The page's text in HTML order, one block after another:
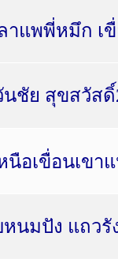
าแพพี่หมึก เ
นชัย สุขสวัส
นือเขื่อนเขา
นมปัง แถว